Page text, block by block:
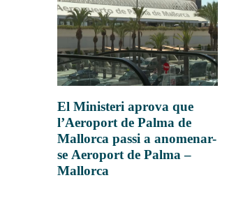
El Ministeri aprova que
l’Aeroport de Palma de
Mallorca passi a anomenar-
se Aeroport de Palma –
Mallorca